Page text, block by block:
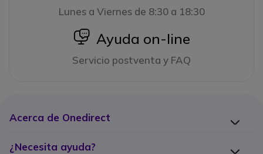
Lunes a Viernes de 8:30 a 18:30
icon
Ayuda on-line
Servicio postventa y FAQ
Acerca de Onedirect
¿Necesita ayuda?